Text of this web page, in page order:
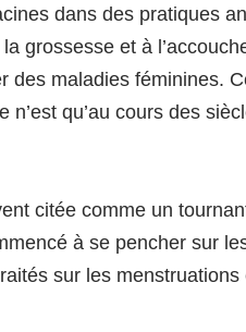
dans des pratiques
grossesse et à
des maladies féminines.
n’est qu’au cours des
citée comme un
à se pencher sur
sur les